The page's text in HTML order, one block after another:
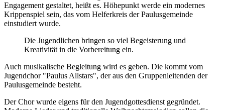
Engagement gestaltet, heißt es. Höhepunkt werde ein modernes
Krippenspiel sein, das vom Helferkreis der Paulusgemeinde
einstudiert wurde.
Die Jugendlichen bringen so viel Begeisterung und
Kreativität in die Vorbereitung ein.
Auch musikalische Begleitung wird es geben. Die kommt vom
Jugendchor "Paulus Allstars", der aus den Gruppenleitenden der
Paulusgemeinde besteht.
Der Chor wurde eigens für den Jugendgottesdienst gegründet.